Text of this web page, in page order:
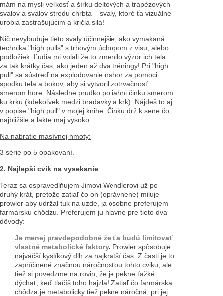
mám na mysli veľkosť a šírku deltových a trapézových
svalov a svalov stredu chrbta – svaly, ktoré ťa vizuálne
urobia zastrašujúcim a kričia sila!
Nič nevybuduje tieto svaly účinnejšie, ako vymakaná
technika "high pulls" s trhovým úchopom z visu, alebo
podložiek. Ľudia mi volali že to zmenilo výzor ich tela
za tak krátky čas, ako jeden až dva tréningy! Pri "high
pull" sa sústreď na explodovanie nahor za pomoci
spodku tela a bokov, aby si vytvoril zotrvačnosť
smerom hore. Následne prudko potiahni činku smerom
ku krku (kdekoľvek medzi bradavky a krk). Nájdeš to aj
v popise "high pull" v mojej knihe. Činku drž k sene čo
najbližšie a lakte maj vysoko.
Na nabratie masívnej hmoty:
3 série po 5 opakovaní.
2. Najlepší cvik na vysekanie
Teraz sa ospravedlňujem Jimovi Wendlerovi už po
druhý krát, pretože zatiaľ čo on (oprávnene) miluje
prowler aby udržal tuk na uzde, ja osobne preferujem
farmársku chôdzu. Preferujem ju hlavne pre tieto dva
dôvody:
Je menej pravdepodobné že ťa budú limitovať
vlastné metabolické faktory. Prowler spôsobuje
najväčší kyslíkový dlh za najkratší čas. Z časti je to
zapríčinené značnou náročnosťou tohto cviku, ale
tiež si povedzme na rovin, že je pekne ťažké
dýchať, keď tlačíš toho hajzla! Zatiaľ čo farmárska
chôdza je metabolicky tiež pekne náročná, pri jej